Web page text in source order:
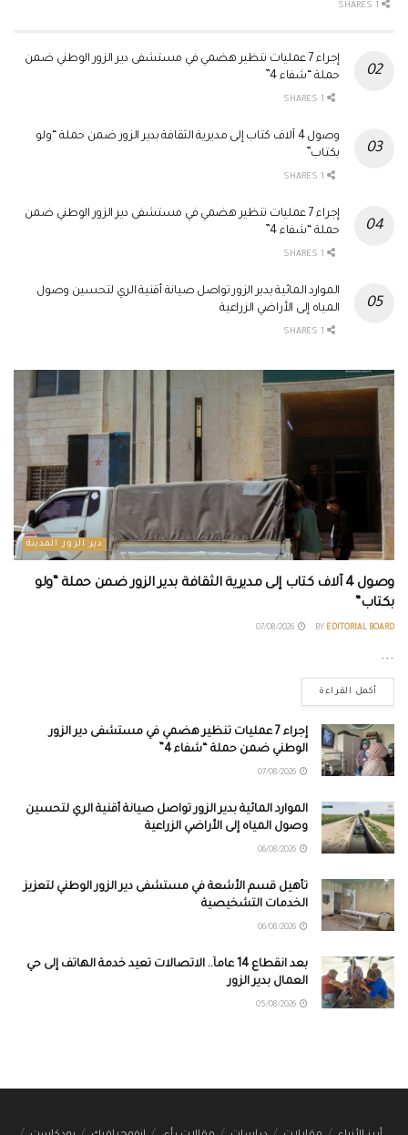
إجراء 7 عمليات تنظير هضمي في مستشفى دير الزور الوطني ضمن
حملة “شفاء 4”
وصول 4 آلاف كتاب إلى مديرية الثقافة بدير الزور ضمن حملة “ولو
بكتاب”
إجراء 7 عمليات تنظير هضمي في مستشفى دير الزور الوطني ضمن
حملة “شفاء 4”
الموارد المائية بدير الزور تواصل صيانة أقنية الري لتحسين وصول
المياه إلى الأراضي الزراعية
دير الزور المدينة
وصول 4 آلاف كتاب إلى مديرية الثقافة بدير الزور ضمن حملة “ولو
بكتاب”
BY EDITORIAL BOARD
...
أكمل القراءة
إجراء 7 عمليات تنظير هضمي في مستشفى دير الزور
الوطني ضمن حملة “شفاء 4”
الموارد المائية بدير الزور تواصل صيانة أقنية الري لتحسين
وصول المياه إلى الأراضي الزراعية
تأهيل قسم الأشعة في مستشفى دير الزور الوطني لتعزيز
الخدمات التشخيصية
بعد انقطاع 14 عاماً.. الاتصالات تعيد خدمة الهاتف إلى حي
العمال بدير الزور